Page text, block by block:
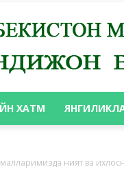
ХАТМ
ният ва